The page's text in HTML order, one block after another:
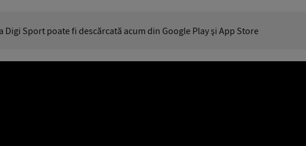
Digi Sport poate fi descărcată acum din Google Play şi App Store